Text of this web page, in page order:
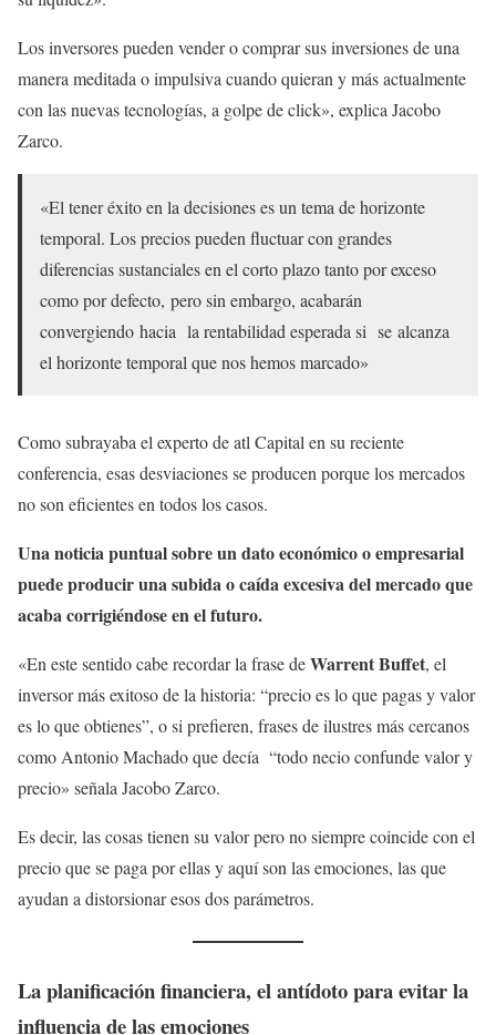
Los inversores pueden vender o comprar sus inversiones de una
manera meditada o impulsiva cuando quieran y más actualmente
con las nuevas tecnologías, a golpe de click», explica Jacobo
Zarco.
«El tener éxito en la decisiones es un tema de horizonte
temporal. Los precios pueden fluctuar con grandes
diferencias sustanciales en el corto plazo tanto por exceso
como por defecto, pero sin embargo, acabarán
convergiendo hacia la rentabilidad esperada si se alcanza
el horizonte temporal que nos hemos marcado»
Como subrayaba el experto de atl Capital en su reciente
conferencia, esas desviaciones se producen porque los mercados
no son eficientes en todos los casos.
Una noticia puntual sobre un dato económico o empresarial
puede producir una subida o caída excesiva del mercado que
acaba corrigiéndose en el futuro.
«En este sentido cabe recordar la frase deWarrent Buffet, el
inversor más exitoso de la historia: “precio es lo que pagas y valor
es lo que obtienes”, o si prefieren, frases de ilustres más cercanos
como Antonio Machado que decía “todo necio confunde valor y
precio» señala Jacobo Zarco.
Es decir, las cosas tienen su valor pero no siempre coincide con el
precio que se paga por ellas y aquí son las emociones, las que
ayudan a distorsionar esos dos parámetros.
La planificación financiera, el antídoto para evitar la
influencia de las emociones